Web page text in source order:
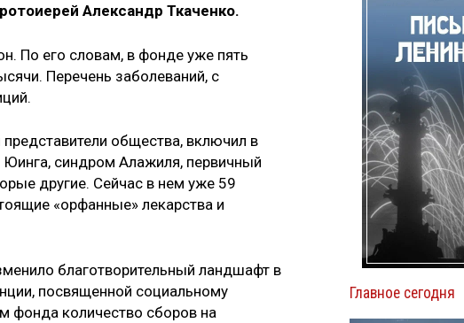
Александр Ткаченко.
По его словам, в фонде уже пять
Перечень заболеваний, с
общества, включил в
Юинга, синдром Алажиля, первичный
другие. Сейчас в нем уже 59
«орфанные» лекарства и
благотворительный ландшафт в
посвященной социальному
фонда количество сборов на
Главное сегодня